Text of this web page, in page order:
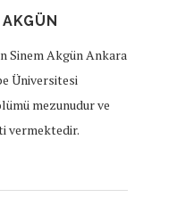
Sinem Akgün Ankara
Üniversitesi
mezunudur ve
vermektedir.